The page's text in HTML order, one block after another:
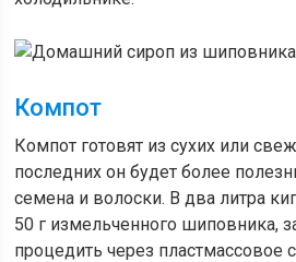
Компот
Компот готовят из сухих или
последних он будет более
семена и волоски. В два литра
50 г измельченного шиповника,
процедить через пластмассовое